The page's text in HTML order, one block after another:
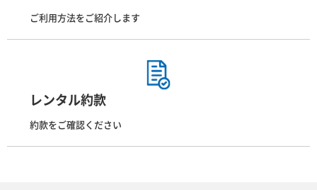
ご利用方法をご紹介します
レンタル約款
約款をご確認ください